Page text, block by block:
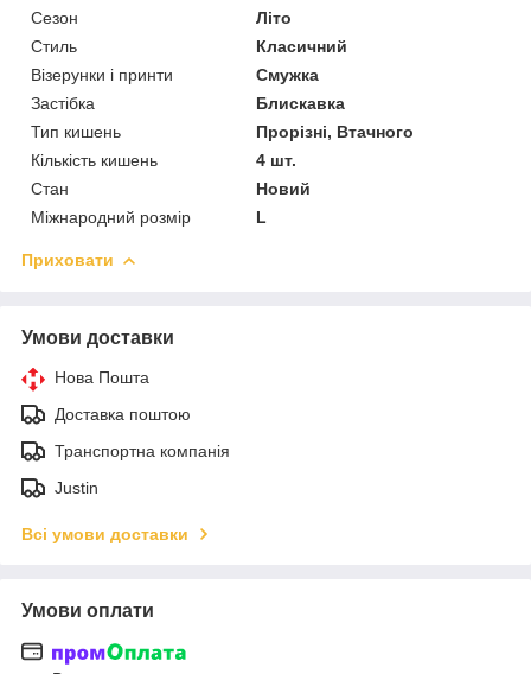
Сезон
Літо
Стиль
Класичний
Візерунки і принти
Смужка
Застібка
Блискавка
Тип кишень
Прорізні, Втачного
Кількість кишень
4 шт.
Стан
Новий
Міжнародний розмір
L
Приховати
Умови доставки
Нова Пошта
Доставка поштою
Транспортна компанія
Justin
Всі умови доставки
Умови оплати